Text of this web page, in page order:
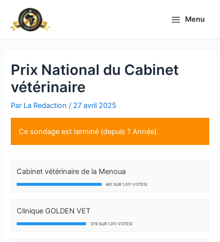
contenu
Menu
Prix National du Cabinet
vétérinaire
Par La Redaction/ 27 avril 2025
Ce sondage est terminé (depuis 1 Année).
Cabinet vétérinaire de la Menoua
461 SUR 1,011 VOTES}
Clinique GOLDEN VET
376 SUR 1,011 VOTES}